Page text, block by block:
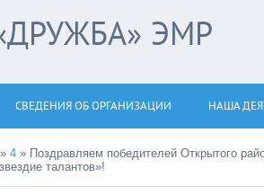
ЭМР
СВЕДЕНИЯ ОБ ОРГАНИЗАЦИИ НАША
» 4 » Поздравляем победителей Открытого
талантов»!